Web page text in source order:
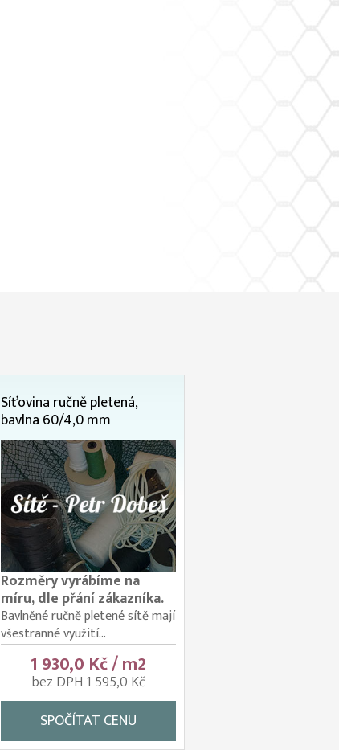
Síťovina ručně pletená,
bavlna 60/4,0 mm
Rozměry vyrábíme na
míru, dle přání zákazníka.
Bavlněné ručně pletené sítě mají
všestranné využití...
1 930,0 Kč / m2
bez DPH 1 595,0 Kč
SPOČÍTAT CENU